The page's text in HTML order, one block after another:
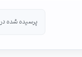
پرسیده شده در 1397/03/16 توسط